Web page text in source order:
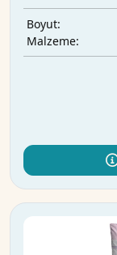
Boyut:
Malzeme: